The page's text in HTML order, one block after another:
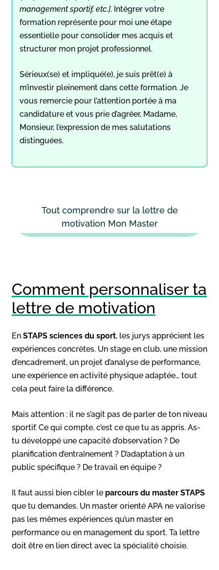
management sportif, etc.]. Intégrer votre
formation représente pour moi une étape
essentielle pour consolider mes acquis et
structurer mon projet professionnel.
Sérieux(se) et impliqué(e), je suis prêt(e) à
m’investir pleinement dans cette formation. Je
vous remercie pour l’attention portée à ma
candidature et vous prie d’agréer, Madame,
Monsieur, l’expression de mes salutations
distinguées.
Tout comprendre sur la lettre de
motivation Mon Master
Comment personnaliser ta
lettre de motivation
En STAPS sciences du sport, les jurys apprécient les
expériences concrètes. Un stage en club, une mission
d’encadrement, un projet d’analyse de performance,
une expérience en activité physique adaptée… tout
cela peut faire la différence.
Mais attention : il ne s’agit pas de parler de ton niveau
sportif. Ce qui compte, c’est ce que tu as appris. As-
tu développé une capacité d’observation ? De
planification d’entraînement ? D’adaptation à un
public spécifique ? De travail en équipe ?
Il faut aussi bien cibler le parcours du master STAPS
que tu demandes. Un master orienté APA ne valorise
pas les mêmes expériences qu’un master en
performance ou en management du sport. Ta lettre
doit être en lien direct avec la spécialité choisie.